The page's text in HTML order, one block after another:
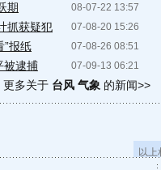
08-07-22 13:57
期
07-08-20 15:26
抓获疑犯
07-08-26 08:51
”报纸
07-09-13 06:21
被逮捕
更多关于 台风 气象 的新闻>>
以